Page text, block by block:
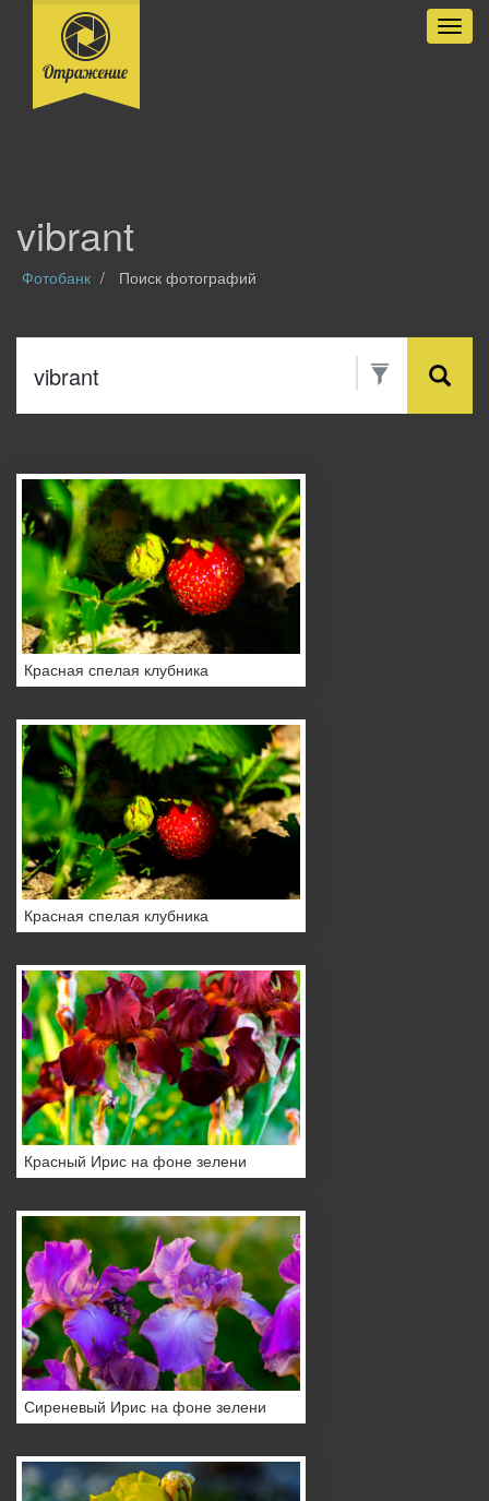
vibrant
Фотобанк Поиск фотографий
Красная спелая клубника
Красная спелая клубника
Красный Ирис на фоне зелени
Сиреневый Ирис на фоне зелени